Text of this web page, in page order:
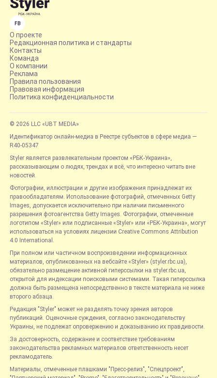
FB
О проекте
Редакционная политика и стандарты
Контакты
Команда
О компании
Реклама
Правила пользования
Правовая информация
Политика конфиденциальности
© 2026 LLC «UBT MEDIA»
Идентификатор онлайн-медиа в Реестре субъектов в сфере медиа —
R40-05347
Styler является развлекательным проектом «РБК-Украина»,
рассказывающим о людях, трендах и всё, что интересно читать вне
новостей.
Фотографии, иллюстрации и другие изображения принадлежат их
правообладателям. Использование фотографий, отмеченных Getty
Images, допускается исключительно при наличии письменного
разрешения фотоагентства Getty Images. Фотографии, отмеченные
логотипом «Styler» или подписанные «Styler» или «РБК-Украина», могут
использоваться на условиях лицензии Creative Commons Attribution
4.0 International.
При полном или частичном воспроизведении информационных
материалов, опубликованных на вебсайте «Styler» (styler.rbc.ua),
обязательно размещение активной гиперссылки на styler.rbc.ua,
открытой для индексации поисковыми системами. Такая гиперссылка
должна быть размещена непосредственно в тексте материала не ниже
второго абзаца.
Редакция "Styler" может не разделять точку зрения авторов
публикаций. Оценочные суждения, согласно законодательству
Украины, не подлежат опровержению и доказыванию их правдивости.
За достоверность, содержание и соответствие требованиям
законодательства рекламных материалов ответственность несет
рекламодатель.
Материалы, отмеченные плашками "Пресс-релиз", "Спецпроект",